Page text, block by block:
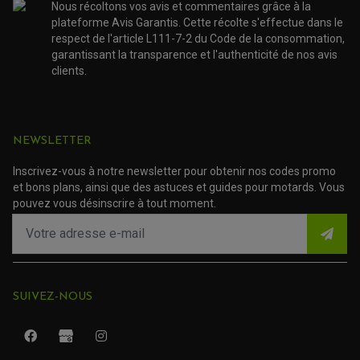
ROULEMENT MOTO
ROULEMENT DE ROUE
ROULEMENT DE DIRECTION
KIT CHAÎNE MOTO
ACCESSOIRE SCOOTER PIAGGIO
ACCESSOIRE SCOOTER SUZUKI
ACCESSOIRE SCOOTER VESPA
ACCESSOIRE SCOOTER YAMAHA
Nous récoltons vos avis et commentaires grâce à la
plateforme Avis Garantis. Cette récolte s'effectue dans le
respect de l'article L111-7-2 du Code de la consommation,
garantissant la transparence et l'authenticité de nos avis
clients.
NEWSLETTER
Inscrivez-vous à notre newsletter pour obtenir nos codes promo
et bons plans, ainsi que des astuces et guides pour motards. Vous
pouvez vous désinscrire à tout moment.
SUIVEZ-NOUS